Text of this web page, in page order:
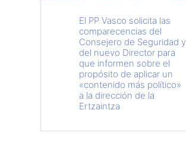
El PP Vasco solicita las
comparecencias del
Consejero de Seguridad y
del nuevo Director para
que informen sobre el
propósito de aplicar un
«contenido más político»
a la dirección de la
Ertzaintza